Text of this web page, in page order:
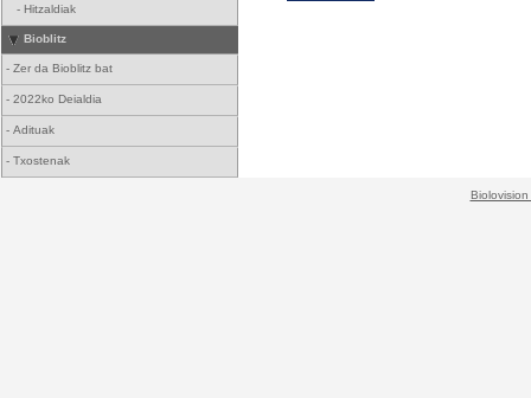
- Hitzaldiak
Bioblitz
- Zer da Bioblitz bat
- 2022ko Deialdia
- Adituak
- Txostenak
Biolovision